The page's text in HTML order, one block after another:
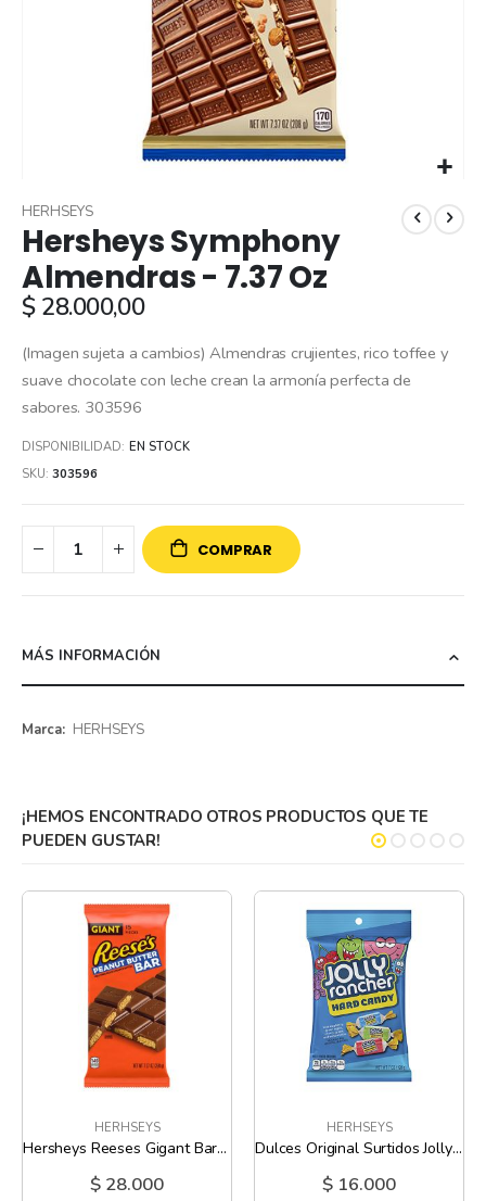
to
the
beginning
of
the
gallery
Hersheys Symphony
Almendras - 7.37 Oz
HERHSEYS
$ 28.000,00
(Imagen sujeta a cambios) Almendras crujientes, rico toffee y
suave chocolate con leche crean la armonía perfecta de
sabores. 303596
DISPONIBILIDAD: EN STOCK
SKU 303596
COMPRAR
MÁS INFORMACIÓN
Más
HERHSEYS
¡HEMOS ENCONTRADO OTROS PRODUCTOS QUE TE
PUEDEN GUSTAR!
HERHSEYS
Hersheys Reeses Gigant Bar - 7.37 Oz
$ 28.000
HERHSEYS
Dulces Original Surtidos Jolly Rancher - 7 Oz
$ 16.000